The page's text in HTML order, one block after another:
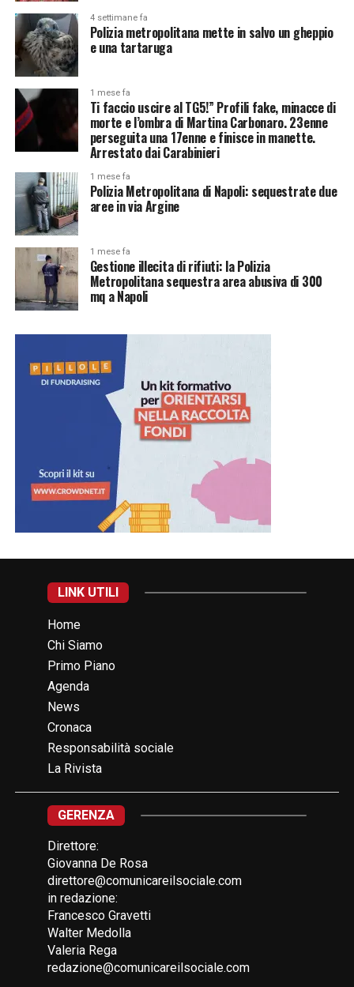
4 settimane fa
Polizia metropolitana mette in salvo un gheppio
e una tartaruga
1 mese fa
Ti faccio uscire al TG5!” Profili fake, minacce di
morte e l’ombra di Martina Carbonaro. 23enne
perseguita una 17enne e finisce in manette.
Arrestato dai Carabinieri
1 mese fa
Polizia Metropolitana di Napoli: sequestrate due
aree in via Argine
1 mese fa
Gestione illecita di rifiuti: la Polizia
Metropolitana sequestra area abusiva di 300
mq a Napoli
LINK UTILI
Home
Chi Siamo
Primo Piano
Agenda
News
Cronaca
Responsabilità sociale
La Rivista
GERENZA
Direttore:
Giovanna De Rosa
direttore@comunicareilsociale.com
in redazione:
Francesco Gravetti
Walter Medolla
Valeria Rega
redazione@comunicareilsociale.com